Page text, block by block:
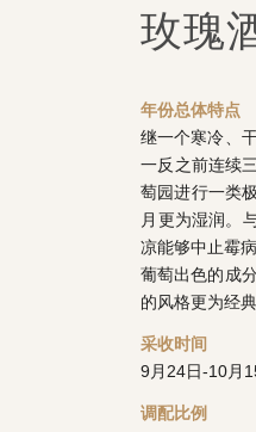
玫瑰
年份总体特点
继一个寒冷、
一反之前连续
萄园进行一类
月更为湿润。
凉能够中止霉
葡萄出色的成
的风格更为经
采收时间
9月24日-10月
调配比例